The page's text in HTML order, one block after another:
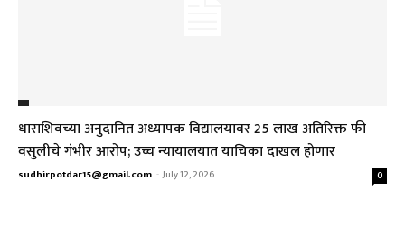
धाराशिवच्या अनुदानित अध्यापक विद्यालयावर ₹25 लाख अतिरिक्त फी
वसुलीचे गंभीर आरोप; उच्च न्यायालयात याचिका दाखल होणार
sudhirpotdar15@gmail.com - July 12, 2026 0